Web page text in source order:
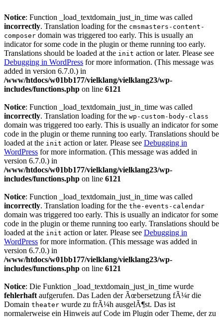
Notice: Function _load_textdomain_just_in_time was called
incorrectly. Translation loading for the cmsmasters-content-
composer domain was triggered too early. This is usually an
indicator for some code in the plugin or theme running too early.
Translations should be loaded at the init action or later. Please see
Debugging in WordPress for more information. (This message was
added in version 6.7.0.) in
/www/htdocs/w01bb177/vielklang/vielklang23/wp-
includes/functions.php on line 6121
Notice: Function _load_textdomain_just_in_time was called
incorrectly. Translation loading for the wp-custom-body-class
domain was triggered too early. This is usually an indicator for some
code in the plugin or theme running too early. Translations should be
loaded at the init action or later. Please see Debugging in
WordPress for more information. (This message was added in
version 6.7.0.) in
/www/htdocs/w01bb177/vielklang/vielklang23/wp-
includes/functions.php on line 6121
Notice: Function _load_textdomain_just_in_time was called
incorrectly. Translation loading for the the-events-calendar
domain was triggered too early. This is usually an indicator for some
code in the plugin or theme running too early. Translations should be
loaded at the init action or later. Please see Debugging in
WordPress for more information. (This message was added in
version 6.7.0.) in
/www/htdocs/w01bb177/vielklang/vielklang23/wp-
includes/functions.php on line 6121
Notice: Die Funktion _load_textdomain_just_in_time wurde
fehlerhaft aufgerufen. Das Laden der Ãœbersetzung fÃ¼r die
Domain theater wurde zu frÃ¼h ausgelÃ¶st. Das ist
normalerweise ein Hinweis auf Code im Plugin oder Theme, der zu